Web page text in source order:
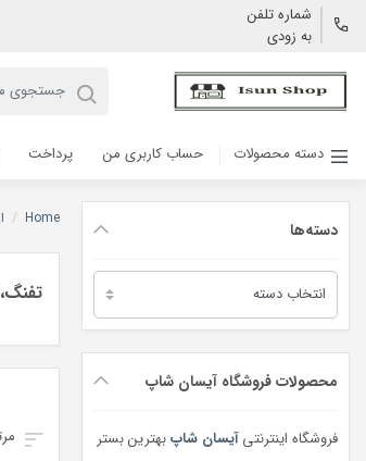
شماره تلفن
به زودی
دسته محصولات حساب کاربری من پرداخت
دسته‌ها
دسته‌ها
محصولات فروشگاه آیسان شاپ
فروشگاه اینترنتیآیسان شاپبهترین بستر
Home
/